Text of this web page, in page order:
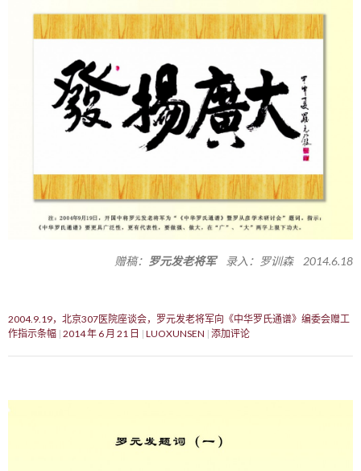
赠稿： 罗元发老将军录入：罗训森 2014.6.18
2004.9.19，北京307医院座谈会，罗元发老将军向《中华罗氏通谱》编委会赠工
作指示条幅 2014 年 6 月 21 日 LUOXUNSEN 添加评论